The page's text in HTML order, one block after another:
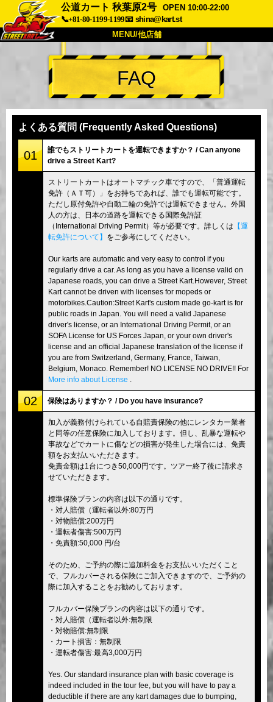
公道カート 秋葉原2号
OPEN 10:00-22:00
📞+81-80-1199-1199📧 shina@kart.st
MENU/他店舗
トップ
概要 車両 価格
会社 予約
他店舗
東京 品川
東京 秋葉原 #2 東京 渋谷
東京 渋谷アネックス 東京ベイ
東京 浅草 大阪
FAQ
よくある質問 (Frequently Asked Questions)
01
誰でもストリートカートを運転できますか？ / Can anyone
drive a Street Kart?
ストリートカートはオートマチック車ですので、「普通運転
免許（ＡＴ可）」をお持ちであれば、誰でも運転可能です。
ただし原付免許や自動二輪の免許では運転できません。外国
人の方は、日本の道路を運転できる国際免許証
（International Driving Permit）等が必要です。詳しくは 【運
転免許について】 をご参考にしてください。
Our karts are automatic and very easy to control if you
regularly drive a car. As long as you have a license valid on
Japanese roads, you can drive a Street Kart.However, Street
Kart cannot be driven with licenses for mopeds or
motorbikes.Caution:Street Kart's custom made go-kart is for
public roads in Japan. You will need a valid Japanese
driver's license, or an International Driving Permit, or an
SOFA License for US Forces Japan, or your own driver's
license and an official Japanese translation of the license if
you are from Switzerland, Germany, France, Taiwan,
Belgium, Monaco. Remember! NO LICENSE NO DRIVE!! For
More info about License
02 保険はありますか？ / Do you have insurance?
加入が義務付けられている自賠責保険の他にレンタカー業者
と同等の任意保険に加入しております。但し、乱暴な運転や
事故などでカートに傷などの損害が発生した場合には、免責
額をお支払いいただきます。
免責金額は1台につき50,000円です。ツアー終了後に請求さ
せていただきます。
標準保険プランの内容は以下の通りです。
・対人賠償（運転者以外:80万円
・対物賠償:200万円
・運転者傷害:500万円
・免責額:50,000 円/台
そのため、ご予約の際に追加料金をお支払いいただくこと
で、フルカバーされる保険にご加入できますので、ご予約の
際に加入することをお勧めしております。
フルカバー保険プランの内容は以下の通りです。
・対人賠償（運転者以外:無制限
・対物賠償:無制限
・カート損害：無制限
・運転者傷害:最高3,000万円
Yes. Our standard insurance plan with basic coverage is
indeed included in the tour fee, but you will have to pay a
deductible if there are any kart damages due to bumping,